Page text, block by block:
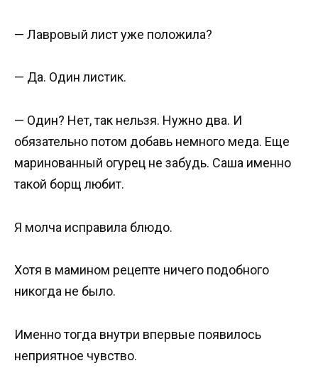
— Лавровый лист уже положила?
— Да. Один листик.
— Один? Нет, так нельзя. Нужно два. И
обязательно потом добавь немного меда. Еще
маринованный огурец не забудь. Саша именно
такой борщ любит.
Я молча исправила блюдо.
Хотя в мамином рецепте ничего подобного
никогда не было.
Именно тогда внутри впервые появилось
неприятное чувство.